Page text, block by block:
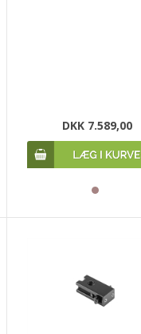
DKK 7.589,00